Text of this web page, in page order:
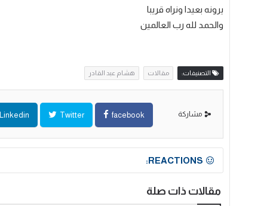
يرونه بعيدا ونراه قريبا
والحمد لله رب العالمين
التصنيفات: مقالات هشام عبد القادر
مشاركة facebook
Twitter
Linkedin
REACTIONS:
مقالات ذات صلة